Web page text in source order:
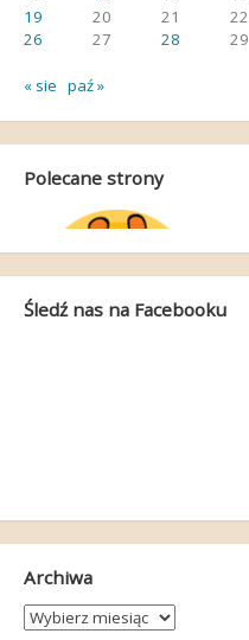
19
20 21 22
26
27 28 29
« sie paź »
Polecane strony
Śledź nas na Facebooku
Archiwa
Archiwa